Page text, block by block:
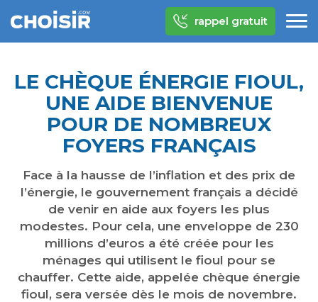
rappel gratuit
LE CHÈQUE ÉNERGIE FIOUL,
UNE AIDE BIENVENUE
POUR DE NOMBREUX
FOYERS FRANÇAIS
Face à la hausse de l’inflation et des prix de
l’énergie, le gouvernement français a décidé
de venir en aide aux foyers les plus
modestes. Pour cela, une enveloppe de 230
millions d’euros a été créée pour les
ménages qui utilisent le fioul pour se
chauffer. Cette aide, appelée chèque énergie
fioul, sera versée dès le mois de novembre.